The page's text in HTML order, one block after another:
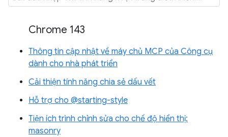
Chrome 143
Thông tin cập nhật về máy chủ MCP của Công cụ
dành cho nhà phát triển
Cải thiện tính năng chia sẻ dấu vết
Hỗ trợ cho @starting-style
Tiện ích trình chỉnh sửa cho chế độ hiển thị:
masonry